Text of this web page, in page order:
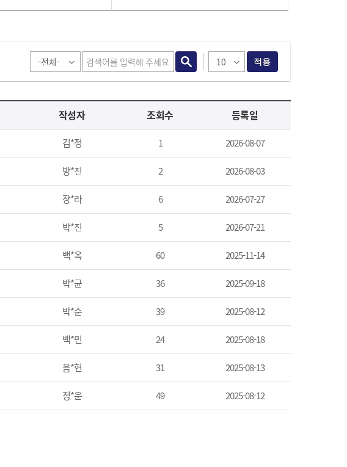
적용
작성자 조회수 등록일
김*정 1 2026-08-07
방*진 2 2026-08-03
장*라 6 2026-07-27
박*진 5 2026-07-21
백*옥 60 2025-11-14
박*균 36 2025-09-18
박*순 39 2025-08-12
백*민 24 2025-08-18
음*현 31 2025-08-13
정*운 49 2025-08-12